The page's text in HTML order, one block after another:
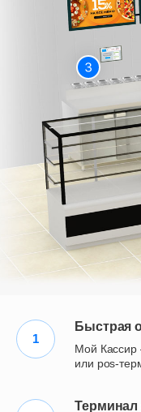
Быстрая
Мой Кассир
или pos-
Терминал